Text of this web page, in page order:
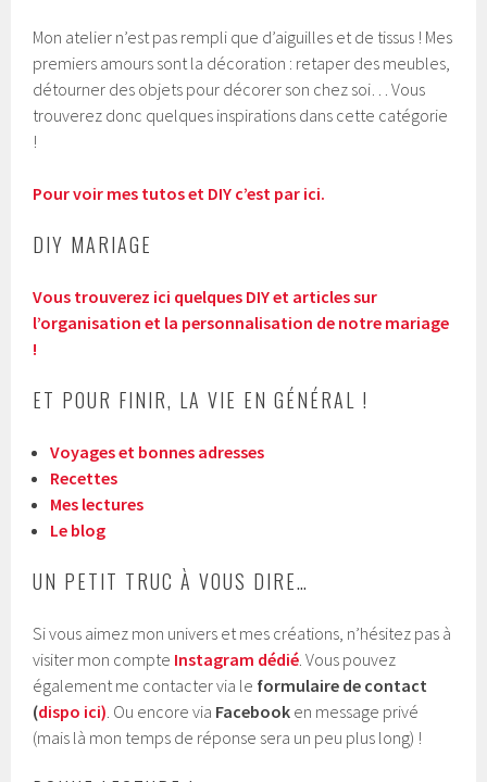
Mon atelier n’est pas rempli que d’aiguilles et de tissus ! Mes
premiers amours sont la décoration : retaper des meubles,
détourner des objets pour décorer son chez soi… Vous
trouverez donc quelques inspirations dans cette catégorie
!
Pour voir mes tutos et DIY c’est par ici.
DIY MARIAGE
Vous trouverez ici quelques DIY et articles sur
l’organisation et la personnalisation de notre mariage
!
ET POUR FINIR, LA VIE EN GÉNÉRAL !
Voyages et bonnes adresses
Recettes
Mes lectures
Le blog
UN PETIT TRUC À VOUS DIRE…
Si vous aimez mon univers et mes créations, n’hésitez pas à
visiter mon compte Instagram dédié . Vous pouvez
également me contacter via le formulaire de contact
(dispo ici) . Ou encore via Facebook en message privé
(mais là mon temps de réponse sera un peu plus long) !